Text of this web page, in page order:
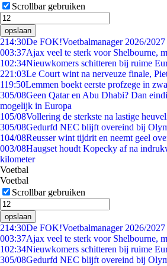
Scrollbar gebruiken
opslaan
214:30De FOK!Voetbalmanager 2026/2027
003:37Ajax veel te sterk voor Shelbourne,
102:34Nieuwkomers schitteren bij ruime
221:03Le Court wint na nerveuze finale,
119:50Lemmen boekt eerste profzege in
305/08Geen Qatar en Abu Dhabi? Dan
mogelijk in Europa
105/08Vollering de sterkste na lastige
305/08Gedurfd NEC blijft overeind bij
104/08Reusser wint tijdrit en neemt geel
003/08Haugset houdt Kopecky af na
kilometer
Voetbal
Voetbal
Scrollbar gebruiken
opslaan
214:30De FOK!Voetbalmanager 2026/2027
003:37Ajax veel te sterk voor Shelbourne,
102:34Nieuwkomers schitteren bij ruime
305/08Gedurfd NEC blijft overeind bij